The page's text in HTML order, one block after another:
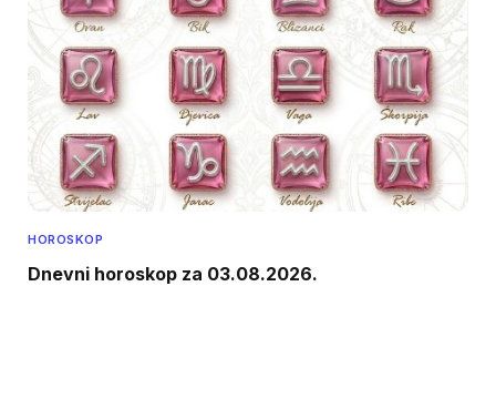
HOROSKOP
Dnevni horoskop za 03.08.2026.